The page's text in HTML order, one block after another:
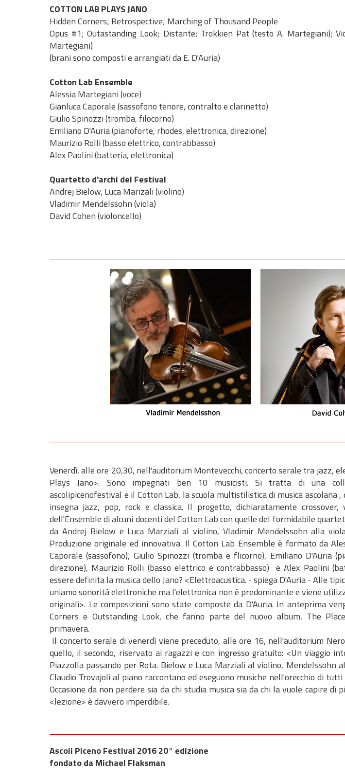
COTTON LAB PLAYS JANO
Hidden Corners; Retrospective; Marching of Thousand People
Opus #1; Outastanding Look; Distante; Trokkien Pat (testo A. Martegiani);
Martegiani)
(brani sono composti e arrangiati da E. D'Auria)
Cotton Lab Ensemble
Alessia Martegiani (voce)
Gianluca Caporale (sassofono tenore, contralto e clarinetto)
Giulio Spinozzi (tromba, filocorno)
Emiliano D'Auria (pianoforte, rhodes, elettronica, direzione)
Maurizio Rolli (basso elettrico, contrabbasso)
Alex Paolini (batteria, elettronica)
Quartetto d'archi del Festival
Andrej Bielow, Luca Marizali (violino)
Vladimir Mendelssohn (viola)
David Cohen (violoncello)
Venerdì, alle ore 20,30, nell'auditorium Montevecchi, concerto serale tra jazz,
Plays Jano>. Sono impegnati ben 10 musicisti. Si tratta di una
ascolipicenofestival e il Cotton Lab, la scuola multistilistica di musica ascolana
insegna jazz, pop, rock e classica. Il progetto, dichiaratamente
dell'Ensemble di alcuni docenti del Cotton Lab con quelle del formidabile
da Andrej Bielow e Luca Marziali al violino, Vladimir Mendelssohn alla
Produzione originale ed innovativa. Il Cotton Lab Ensemble è formato da
Caporale (sassofono), Giulio Spinozzi (tromba e flicorno), Emiliano D'Auria
direzione), Maurizio Rolli (basso elettrico e contrabbasso) e Alex Paolini
essere definita la musica dello Jano? <Elettroacustica. - spiega D'Auria - Alle
uniamo sonorità elettroniche ma l'elettronica non è predominante e viene
originali>. Le composizioni sono state composte da D'Auria. In anteprima
Corners e Outstanding Look, che fanno parte del nuovo album, The
primavera.
Il concerto serale di venerdì viene preceduto, alle ore 16, nell'auditorium
quello, il secondo, riservato ai ragazzi e con ingresso gratuito: <Un viaggio
Piazzolla passando per Rota. Bielow e Luca Marziali al violino, Mendelssohn
Claudio Trovajoli al piano raccontano ed eseguono musiche nell'orecchio di
Occasione da non perdere sia da chi studia musica sia da chi la vuole capire di
<lezione> è davvero imperdibile.
Ascoli Piceno Festival 2016 20° edizione
fondato da Michael Flaksman